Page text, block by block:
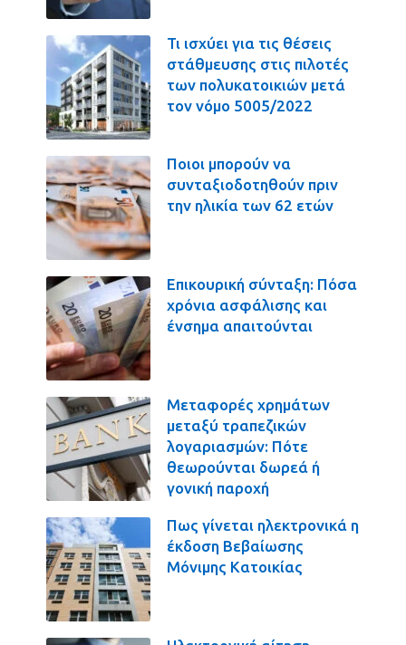
Τι ισχύει για τις θέσεις
στάθμευσης στις πιλοτές
των πολυκατοικιών μετά
τον νόμο 5005/2022
Ποιοι μπορούν να
συνταξιοδοτηθούν πριν
την ηλικία των 62 ετών
Επικουρική σύνταξη: Πόσα
χρόνια ασφάλισης και
ένσημα απαιτούνται
Μεταφορές χρημάτων
μεταξύ τραπεζικών
λογαριασμών: Πότε
θεωρούνται δωρεά ή
γονική παροχή
Πως γίνεται ηλεκτρονικά η
έκδοση Βεβαίωσης
Μόνιμης Κατοικίας